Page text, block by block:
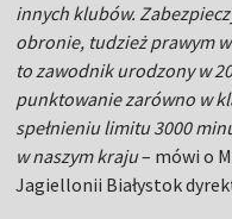
innych klubów.
obronie, tudzież prawym
to zawodnik urodzony w
punktowanie zarówno w
spełnieniu limitu 3000
w naszym kraju– mówi o
Jagiellonii Białystok